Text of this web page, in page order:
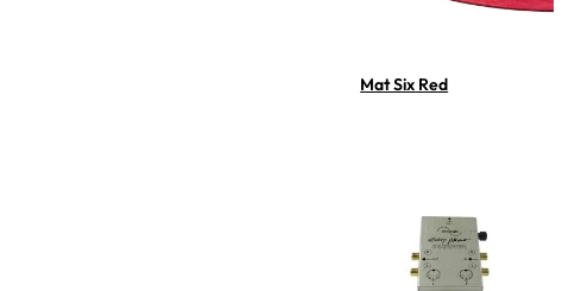
Mat Six Red